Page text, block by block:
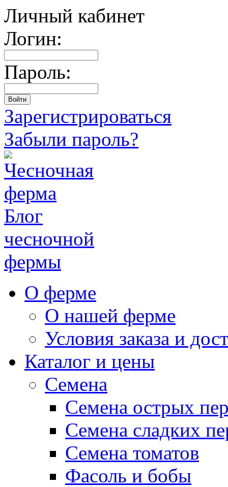
Личный кабинет
Логин:
Пароль:
Зарегистрироваться
Забыли пароль?
Блог
чесночной
фермы
О ферме
О нашей ферме
Условия заказа и
Каталог и цены
Семена
Семена острых
Семена сладких
Семена томатов
Фасоль и бобы